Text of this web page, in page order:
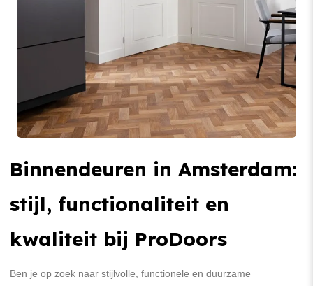
Binnendeuren in Amsterdam:
stijl, functionaliteit en
kwaliteit bij ProDoors
Ben je op zoek naar stijlvolle, functionele en duurzame